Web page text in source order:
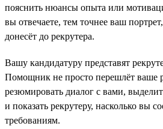
пояснить нюансы опыта или
вы отвечаете, тем точнее ваш
донесёт до рекрутера.
Вашу кандидатуру представят
Помощник не просто перешлёт ваше
резюмировать диалог с вами,
и показать рекрутеру, насколько вы
требованиям.